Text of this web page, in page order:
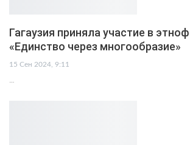
Гагаузия приняла участие в
«Единство через многообразие»
15 Сен 2024, 9:11
…